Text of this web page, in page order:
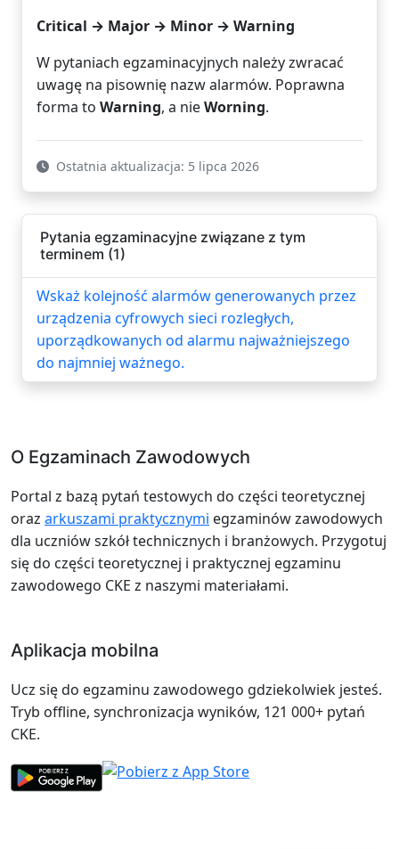
Critical → Major → Minor → Warning
W pytaniach egzaminacyjnych należy zwracać
uwagę na pisownię nazw alarmów. Poprawna
forma to Warning, a nieWorning.
Ostatnia aktualizacja: 5 lipca 2026
Pytania egzaminacyjne związane z tym
terminem (1)
Wskaż kolejność alarmów generowanych przez
urządzenia cyfrowych sieci rozległych,
uporządkowanych od alarmu najważniejszego
do najmniej ważnego.
O Egzaminach Zawodowych
Portal z bazą pytań testowych do części teoretycznej
oraz arkuszami praktycznymi egzaminów zawodowych
dla uczniów szkół technicznych i branżowych. Przygotuj
się do części teoretycznej i praktycznej egzaminu
zawodowego CKE z naszymi materiałami.
Aplikacja mobilna
Ucz się do egzaminu zawodowego gdziekolwiek jesteś.
Tryb offline, synchronizacja wyników, 121 000+ pytań
CKE.